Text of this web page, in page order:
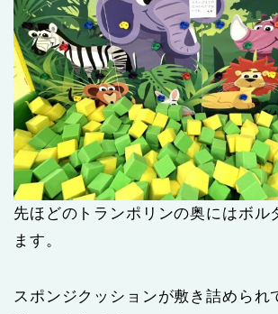
先ほどのトランポリンの奥にはボル
ます。
スポンジクッションが敷き詰められ